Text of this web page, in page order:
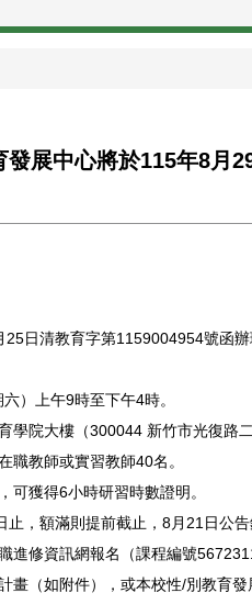
發展中心將於115年8月
日清教育字第1159004954號函辦
）上午9時至下午4時。
學院大樓（300044 新竹市光復路
職教師或實習教師40名。
可獲得6小時研習時數證明。
，額滿則提前截止，8月21日公告
進修資訊網報名（課程編號
畫（如附件），或本校性/別教育